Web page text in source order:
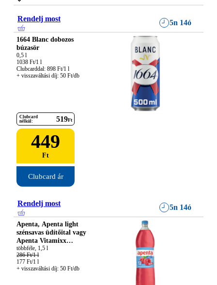
Rendelj most 5n 14ó
1664 Blanc dobozos
búzasör
0,5 l
1038 Ft/1 l
Clubcarddal: 898 Ft/1 l
+ visszaváltási díj: 50 Ft/db
Clubcard
nélkül:
519Ft
449
Ft
Clubcard ár
Rendelj most 5n 14ó
Apenta, Apenta light
szénsavas üdítőital vagy
Apenta Vitamixx
ízesített ásványvíz
286 Ft/1 l
177 Ft/1 l
+ visszaváltási díj: 50 Ft/db